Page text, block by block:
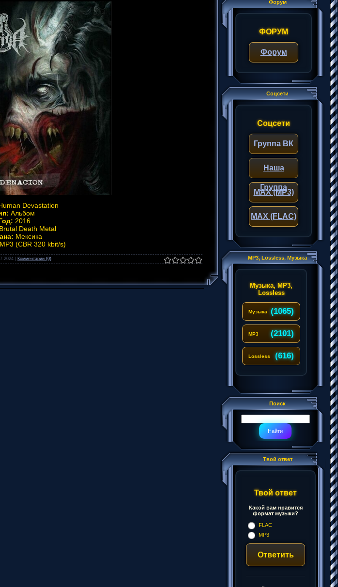
Devastation
Альбом
2016
Brutal Death Metal
Мексика
MP3 (CBR 320 kbit/s)
Комментарии (0)
Форум
ФОРУМ
Форум
Соцсети
Соцсети
Группа ВК
Наша
Группа
MAX (MP3)
MAX (FLAC)
MP3, Lossless, Музыка
Музыка, MP3,
Lossless
Музыка (1065)
MP3 (2101)
Lossless (616)
Поиск
Твой ответ
Твой ответ
Какой вам нравится
формат музыки?
FLAC
MP3
Ответить